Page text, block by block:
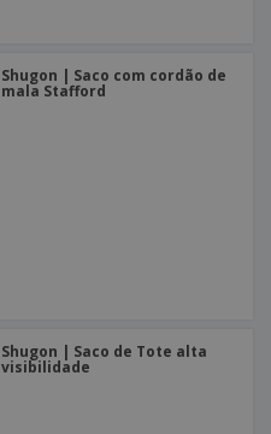
Shugon | Saco com cordão de
mala Stafford
Shugon | Saco de Tote alta
visibilidade